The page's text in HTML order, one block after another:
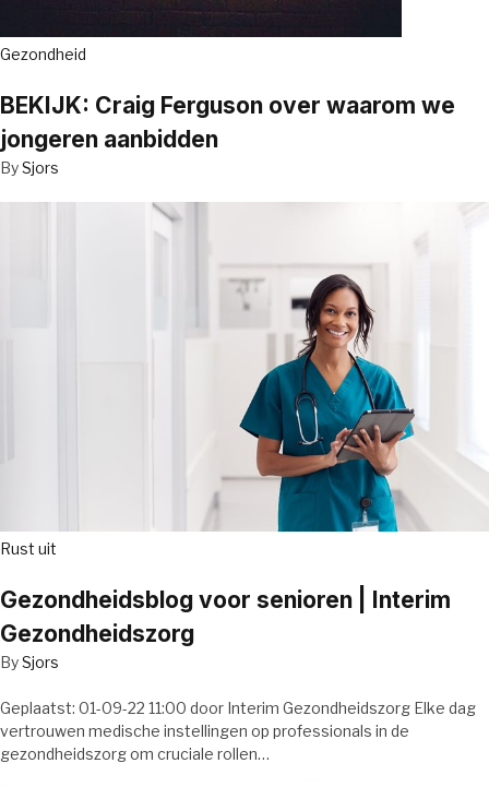
Gezondheid
BEKIJK: Craig Ferguson over waarom we
jongeren aanbidden
BySjors
Rust uit
Gezondheidsblog voor senioren | Interim
Gezondheidszorg
BySjors
Geplaatst: 01-09-22 11:00 door Interim Gezondheidszorg Elke dag
vertrouwen medische instellingen op professionals in de
gezondheidszorg om cruciale rollen…